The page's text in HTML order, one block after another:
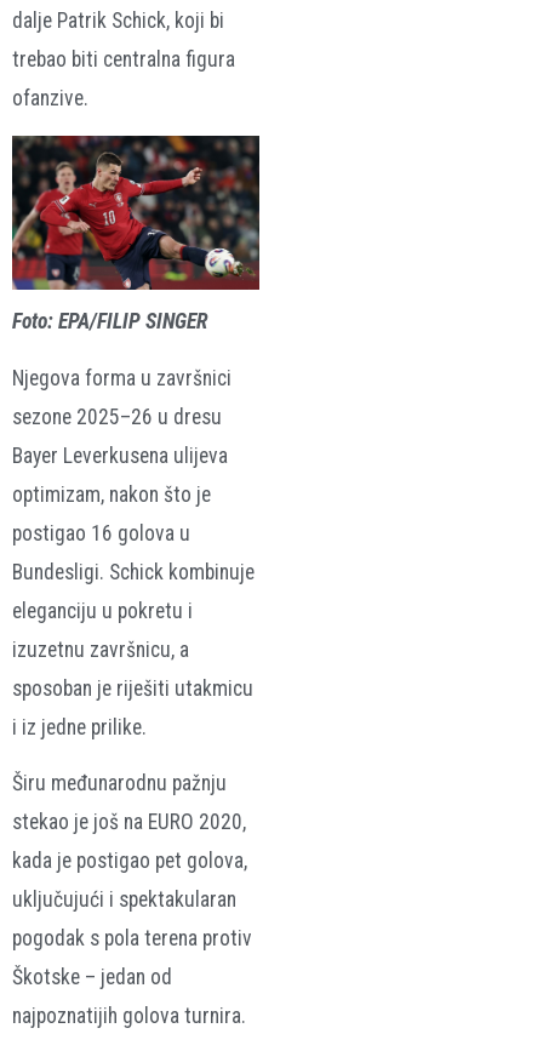
dalje Patrik Schick, koji bi
trebao biti centralna figura
ofanzive.
Foto: EPA/FILIP SINGER
Njegova forma u završnici
sezone 2025–26 u dresu
Bayer Leverkusena ulijeva
optimizam, nakon što je
postigao 16 golova u
Bundesligi. Schick kombinuje
eleganciju u pokretu i
izuzetnu završnicu, a
sposoban je riješiti utakmicu
i iz jedne prilike.
Širu međunarodnu pažnju
stekao je još na EURO 2020,
kada je postigao pet golova,
uključujući i spektakularan
pogodak s pola terena protiv
Škotske – jedan od
najpoznatijih golova turnira.